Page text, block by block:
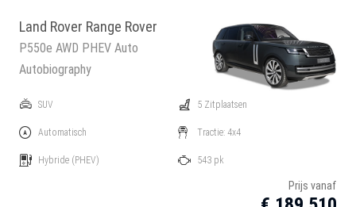
Land Rover Range Rover
P550e AWD PHEV Auto
Autobiography
SUV
Automatisch
Hybride (PHEV)
5 Zitplaatsen
Tractie: 4x4
543 pk
Prijs vanaf